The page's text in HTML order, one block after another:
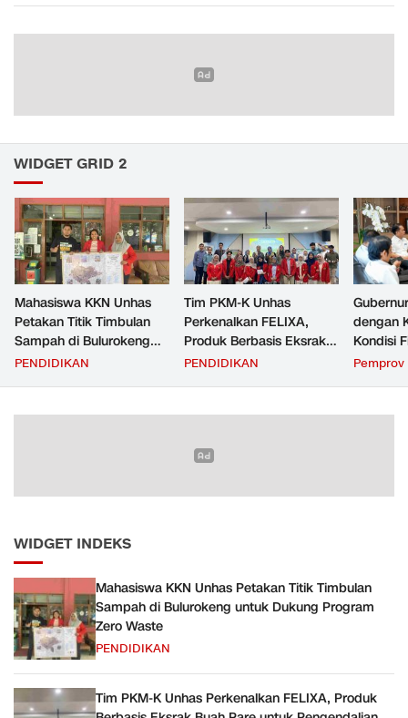
WIDGET GRID 2
Mahasiswa KKN Unhas
Petakan Titik Timbulan
Sampah di Bulurokeng
untuk Dukung Program
PENDIDIKAN
Tim PKM-K Unhas
Perkenalkan FELIXA,
Produk Berbasis Eksrak
Buah Pare untuk
PENDIDIKAN
dengan
Kondisi
Transfer
Pemprov
WIDGET INDEKS
Mahasiswa KKN Unhas Petakan Titik Timbulan
Sampah di Bulurokeng untuk Dukung Program
Zero Waste
PENDIDIKAN
Tim PKM-K Unhas Perkenalkan FELIXA, Produk